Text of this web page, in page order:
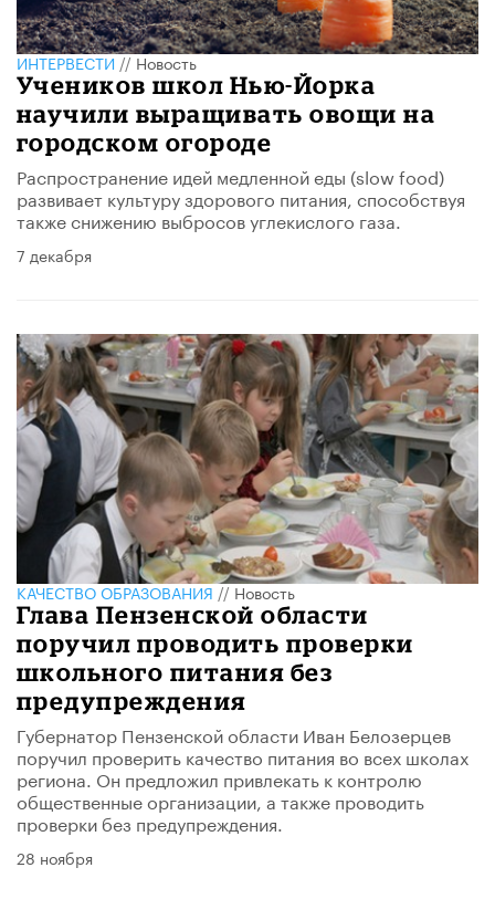
ИНТЕРВЕСТИ//Новость
Учеников школ Нью-Йорка
научили выращивать овощи на
городском огороде
Распространение идей медленной еды (slow food)
развивает культуру здорового питания, способствуя
также снижению выбросов углекислого газа.
7 декабря
КАЧЕСТВО ОБРАЗОВАНИЯ//Новость
Глава Пензенской области
поручил проводить проверки
школьного питания без
предупреждения
Губернатор Пензенской области Иван Белозерцев
поручил проверить качество питания во всех школах
региона. Он предложил привлекать к контролю
общественные организации, а также проводить
проверки без предупреждения.
28 ноября